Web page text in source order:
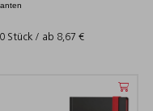
Stück / ab 8,67 €